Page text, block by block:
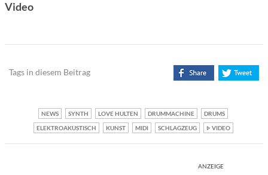
Video
Tags in diesem Beitrag
NEWS SYNTH LOVE HULTEN DRUMMACHINE
DRUMS
ELEKTROAKUSTISCH
KUNST MIDI SCHLAGZEUG VIDEO
ANZEIGE